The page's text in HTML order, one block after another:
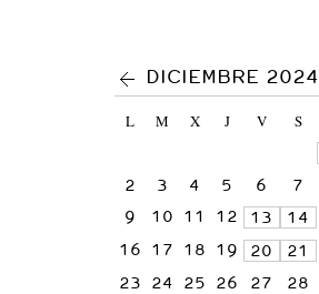
>
DICIEMBRE 2024
L M X J V S
2
3 4 5 6 7
9
10 11 12 13 14
16
17 18 19 20 21
23
24 25 26 27 28